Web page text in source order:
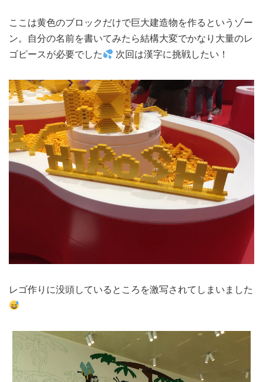
ここは黄色のブロックだけで巨大建造物を作るというゾー
ン。自分の名前を書いてみたら結構大変でかなり大量のレ
ゴピースが必要でした
次回は漢字に挑戦したい！
レゴ作りに没頭しているところを激写されてしまいました